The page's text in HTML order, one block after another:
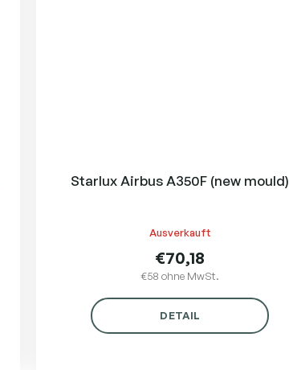
Starlux Airbus A350F (new mould)
Ausverkauft
€58 ohne MwSt.
€70,18
DETAIL